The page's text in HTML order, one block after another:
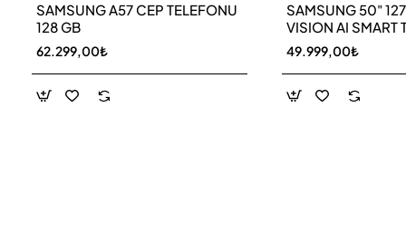
SAMSUNG A57 CEP TELEFONU
128 GB
62.299,00₺
SAMSUNG 50"
VISION AI SMART
UE50M70HAU
49.999,00₺